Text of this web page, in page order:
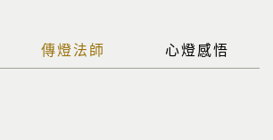
傳燈法師 心燈感悟